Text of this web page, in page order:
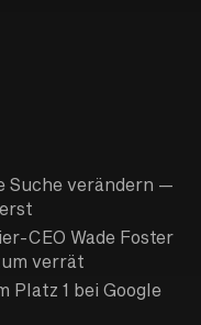
Suche verändern —
CEO Wade Foster
verrät
Platz 1 bei Google